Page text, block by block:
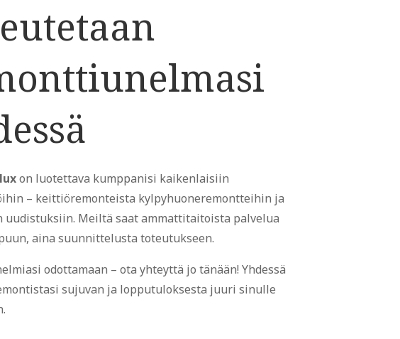
on luotettava kumppanisi kaikenlaisiin
– keittiöremonteista kylpyhuoneremontteihin ja
uudistuksiin. Meiltä saat ammattitaitoista palvelua
aina suunnittelusta toteutukseen.
odottamaan – ota yhteyttä jo tänään! Yhdessä
sujuvan ja lopputuloksesta juuri sinulle